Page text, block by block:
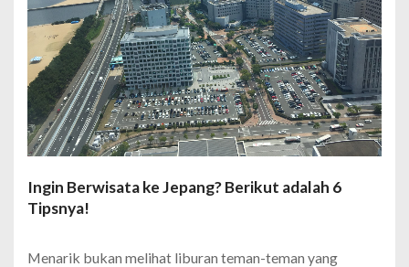
Ingin Berwisata ke Jepang? Berikut adalah 6
Tipsnya!
Menarik bukan melihat liburan teman-teman yang